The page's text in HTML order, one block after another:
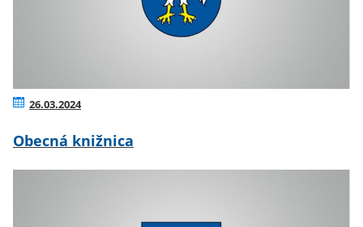
26.03.2024
Obecná knižnica